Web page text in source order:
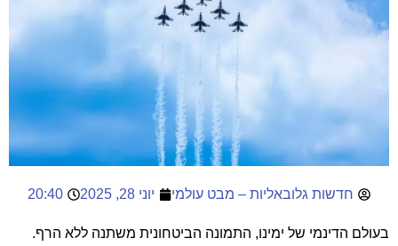
חדשות גלובאליות – מבט עולמי יוני 28, 2025 20:40
בעולם הדינמי של ימינו, התמונה הביטחונית משתנה ללא הרף.